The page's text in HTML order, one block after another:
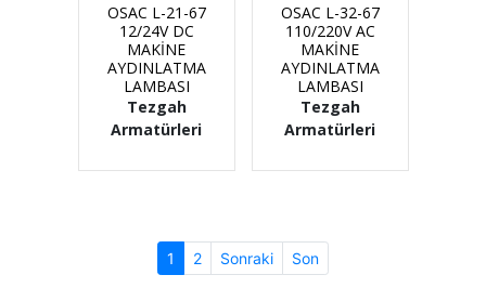
OSAC L-21-67
12/24V DC
MAKİNE
AYDINLATMA
LAMBASI
Tezgah
Armatürleri
OSAC L-32-67
110/220V AC
MAKİNE
AYDINLATMA
LAMBASI
Tezgah
Armatürleri
1 (current)
2 Sonraki Son